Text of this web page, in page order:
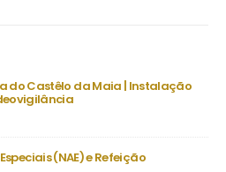
Despacho Normativo n.º 8-B/2026 |
setembro | Exames finais nacionais
Manuais Escolares 2026/27 | Vouchers